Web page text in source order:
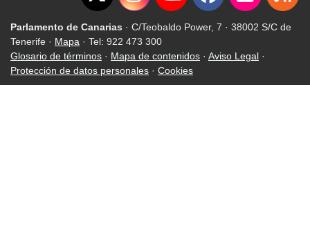
Parlamento de Canarias · C/Teobaldo Power, 7 · 38002 S/C de
Tenerife · Mapa · Tel: 922 473 300
Glosario de términos · Mapa de contenidos · Aviso Legal ·
Protección de datos personales · Cookies